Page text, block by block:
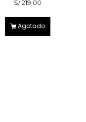
S/219.00
Agotado